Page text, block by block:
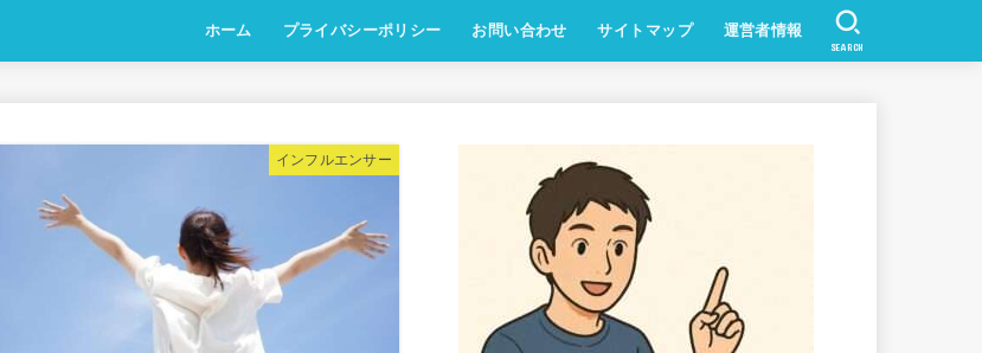
ホーム プライバシーポリシー お問い合わせ サイトマップ 運営者情報
SEARCH
インフルエンサー